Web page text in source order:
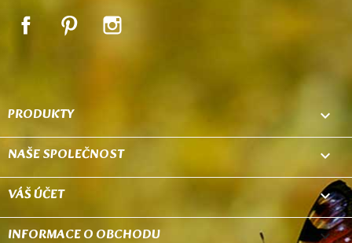
FacebookPinterest
PRODUKTY 
NAŠE SPOLEČNOST 
VÁŠ ÚČET 
INFORMACE O OBCHODU keyboard_arrow_down